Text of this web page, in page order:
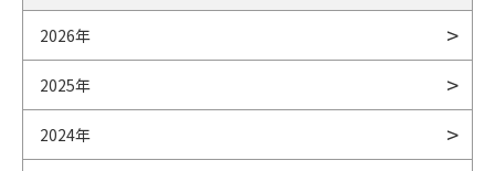
2026年
2025年
2024年